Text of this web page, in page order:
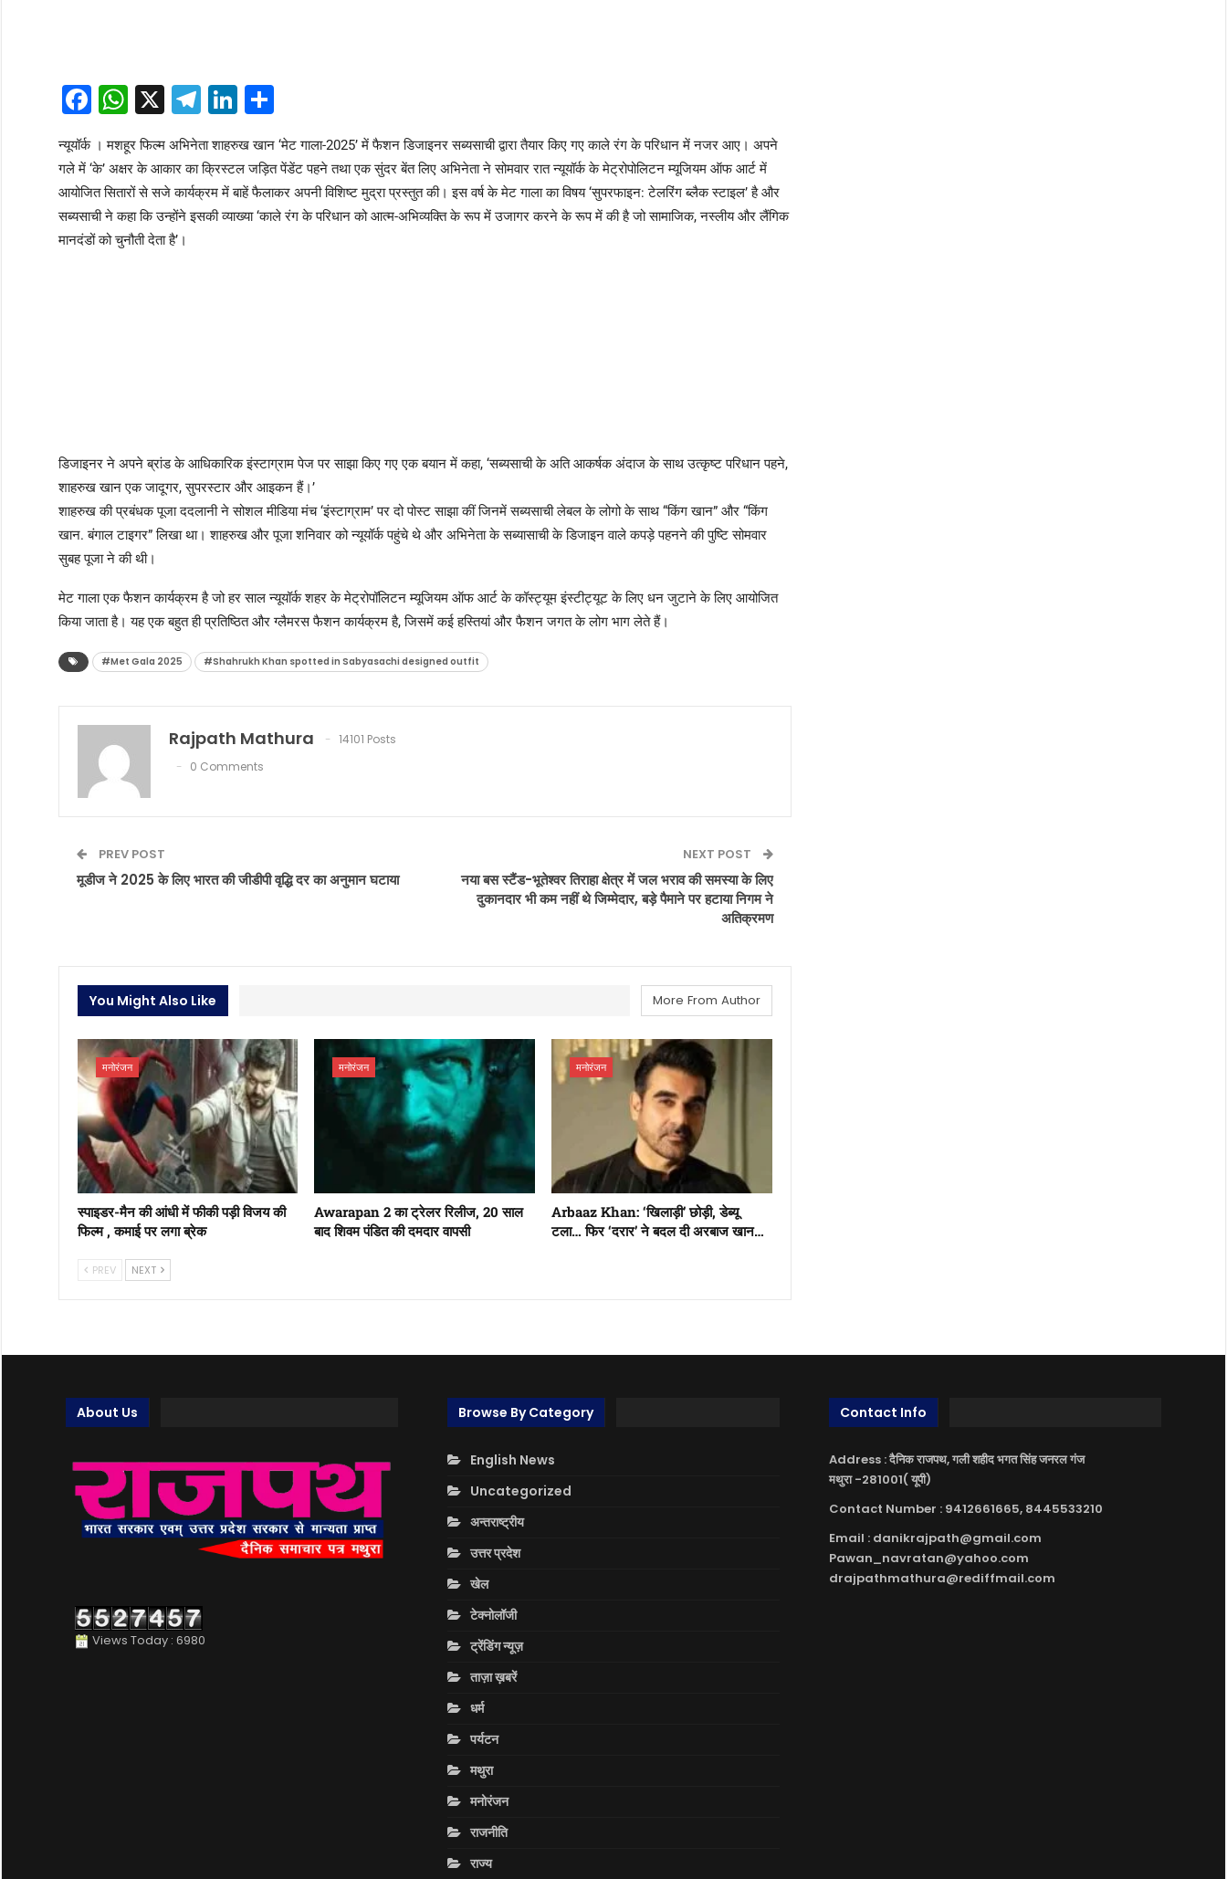
Facebook
WhatsApp
X Telegram
LinkedIn
Share
न्यूयॉर्क । मशहूर फिल्म अभिनेता शाहरुख खान ‘मेट गाला-2025’ में फैशन डिजाइनर सब्यसाची द्वारा तैयार किए गए काले रंग के परिधान में नजर आए। अपने
गले में ‘के’ अक्षर के आकार का क्रिस्टल जड़ित पेंडेंट पहने तथा एक सुंदर बेंत लिए अभिनेता ने सोमवार रात न्यूयॉर्क के मेट्रोपोलिटन म्यूजियम ऑफ आर्ट में
आयोजित सितारों से सजे कार्यक्रम में बाहें फैलाकर अपनी विशिष्ट मुद्रा प्रस्तुत की। इस वर्ष के मेट गाला का विषय ‘सुपरफाइन: टेलरिंग ब्लैक स्टाइल’ है और
सब्यसाची ने कहा कि उन्होंने इसकी व्याख्या ‘काले रंग के परिधान को आत्म-अभिव्यक्ति के रूप में उजागर करने के रूप में की है जो सामाजिक, नस्लीय और लैंगिक
मानदंडों को चुनौती देता है’।
डिजाइनर ने अपने ब्रांड के आधिकारिक इंस्टाग्राम पेज पर साझा किए गए एक बयान में कहा, ‘सब्यसाची के अति आकर्षक अंदाज के साथ उत्कृष्ट परिधान पहने,
शाहरुख खान एक जादूगर, सुपरस्टार और आइकन हैं।’
शाहरुख की प्रबंधक पूजा ददलानी ने सोशल मीडिया मंच ‘इंस्टाग्राम’ पर दो पोस्ट साझा कीं जिनमें सब्यसाची लेबल के लोगो के साथ “किंग खान” और “किंग
खान. बंगाल टाइगर” लिखा था। शाहरुख और पूजा शनिवार को न्यूयॉर्क पहुंचे थे और अभिनेता के सब्यासाची के डिजाइन वाले कपड़े पहनने की पुष्टि सोमवार
सुबह पूजा ने की थी।
मेट गाला एक फैशन कार्यक्रम है जो हर साल न्यूयॉर्क शहर के मेट्रोपॉलिटन म्यूजियम ऑफ आर्ट के कॉस्ट्यूम इंस्टीट्यूट के लिए धन जुटाने के लिए आयोजित
किया जाता है। यह एक बहुत ही प्रतिष्ठित और ग्लैमरस फैशन कार्यक्रम है, जिसमें कई हस्तियां और फैशन जगत के लोग भाग लेते हैं।
#Met Gala 2025 #Shahrukh Khan spotted in Sabyasachi designed outfit
Rajpath Mathura
14101 Posts
0 Comments
PREV POST
मूडीज ने 2025 के लिए भारत की जीडीपी वृद्धि दर का अनुमान घटाया
NEXT POST
नया बस स्टैंड-भूतेश्वर तिराहा क्षेत्र में जल भराव की समस्या के लिए
दुकानदार भी कम नहीं थे जिम्मेदार, बड़े पैमाने पर हटाया निगम ने
अतिक्रमण
You Might Also Like More From Author
मनोरंजन
स्पाइडर-मैन की आंधी में फीकी पड़ी विजय की
फिल्म , कमाई पर लगा ब्रेक
मनोरंजन
Awarapan 2 का ट्रेलर रिलीज, 20 साल
बाद शिवम पंडित की दमदार वापसी
मनोरंजन
Arbaaz Khan: ‘खिलाड़ी’ छोड़ी, डेब्यू
टला… फिर ‘दरार’ ने बदल दी अरबाज खान…
PREV NEXT
About Us
Views Today : 6980
Browse By Category
English News
Uncategorized
अन्तराष्ट्रीय
उत्तर प्रदेश
खेल
टेक्नोलॉजी
ट्रेंडिंग न्यूज़
ताज़ा ख़बरें
धर्म
पर्यटन
मथुरा
मनोरंजन
राजनीति
राज्य
Contact Info
Address : दैनिक राजपथ, गली शहीद भगत सिंह जनरल गंज
मथुरा -281001( यूपी)
Contact Number : 9412661665, 8445533210
Email : danikrajpath@gmail.com
Pawan_navratan@yahoo.com
drajpathmathura@rediffmail.com